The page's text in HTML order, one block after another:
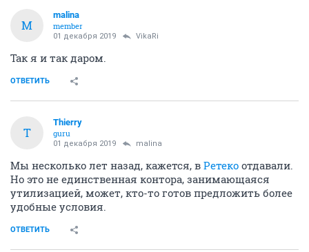
M
malina
member
01 декабря 2019 VikaRi
Так я и так даром.
ОТВЕТИТЬ
T
Thierry
guru
01 декабря 2019 malina
Мы несколько лет назад, кажется, в Ретеко отдавали.
Но это не единственная контора, занимающаяся
утилизацией, может, кто-то готов предложить более
удобные условия.
ОТВЕТИТЬ